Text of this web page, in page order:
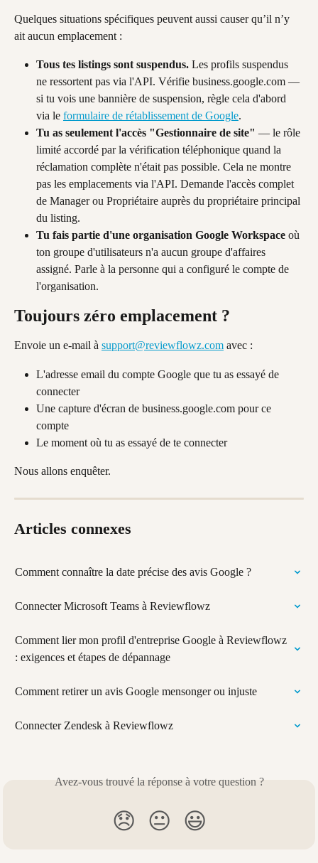
Quelques situations spécifiques peuvent aussi causer qu’il n’y
ait aucun emplacement :
Tous tes listings sont suspendus. Les profils suspendus
ne ressortent pas via l'API. Vérifie business.google.com —
si tu vois une bannière de suspension, règle cela d'abord
via le formulaire de rétablissement de Google.
Tu as seulement l'accès "Gestionnaire de site" — le rôle
limité accordé par la vérification téléphonique quand la
réclamation complète n'était pas possible. Cela ne montre
pas les emplacements via l'API. Demande l'accès complet
de Manager ou Propriétaire auprès du propriétaire principal
du listing.
Tu fais partie d'une organisation Google Workspace où
ton groupe d'utilisateurs n'a aucun groupe d'affaires
assigné. Parle à la personne qui a configuré le compte de
l'organisation.
Toujours zéro emplacement ?
Envoie un e-mail à support@reviewflowz.com avec :
L'adresse email du compte Google que tu as essayé de
connecter
Une capture d'écran de business.google.com pour ce
compte
Le moment où tu as essayé de te connecter
Nous allons enquêter.
Articles connexes
Comment connaître la date précise des avis Google ?
Connecter Microsoft Teams à Reviewflowz
Comment lier mon profil d'entreprise Google à Reviewflowz
: exigences et étapes de dépannage
Comment retirer un avis Google mensonger ou injuste
Connecter Zendesk à Reviewflowz
Avez-vous trouvé la réponse à votre question ?
😞 😐 😃